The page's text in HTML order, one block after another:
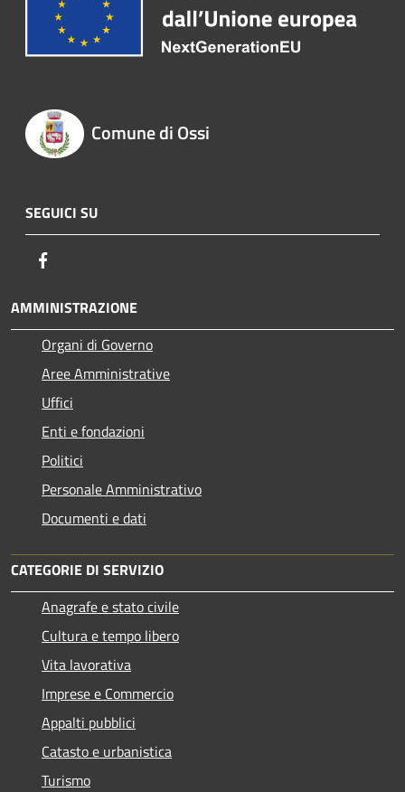
Comune di Ossi
SEGUICI SU
AMMINISTRAZIONE
Organi di Governo
Aree Amministrative
Uffici
Enti e fondazioni
Politici
Personale Amministrativo
Documenti e dati
CATEGORIE DI SERVIZIO
Anagrafe e stato civile
Cultura e tempo libero
Vita lavorativa
Imprese e Commercio
Appalti pubblici
Catasto e urbanistica
Turismo